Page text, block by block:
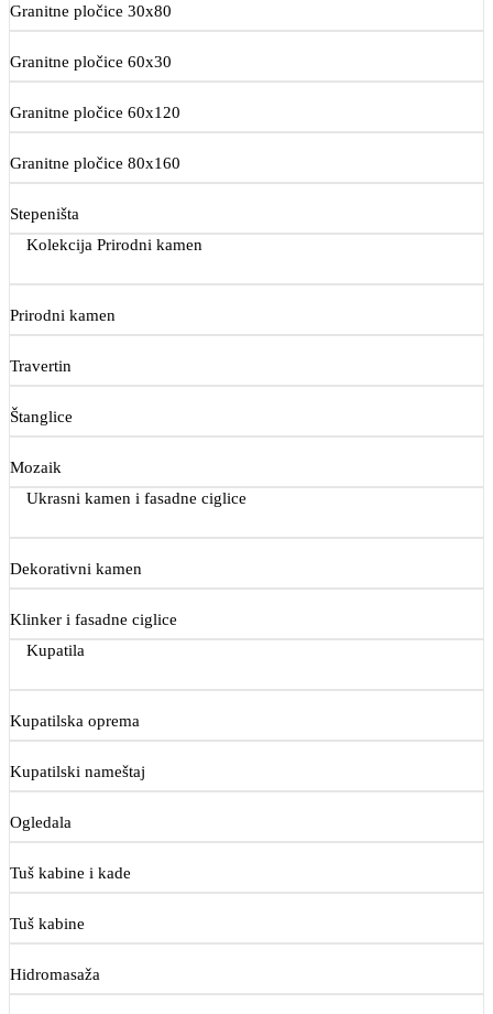
Granitne pločice 30x80
Granitne pločice 60x30
Granitne pločice 60x120
Granitne pločice 80x160
Stepeništa
Kolekcija Prirodni kamen
Prirodni kamen
Travertin
Štanglice
Mozaik
Ukrasni kamen i fasadne ciglice
Dekorativni kamen
Klinker i fasadne ciglice
Kupatila
Kupatilska oprema
Kupatilski nameštaj
Ogledala
Tuš kabine i kade
Tuš kabine
Hidromasaža